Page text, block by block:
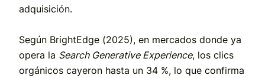
adquisición.
Según BrightEdge (2025), en mercados donde ya
opera la Search Generative Experience, los clics
orgánicos cayeron hasta un 34 %, lo que confirma